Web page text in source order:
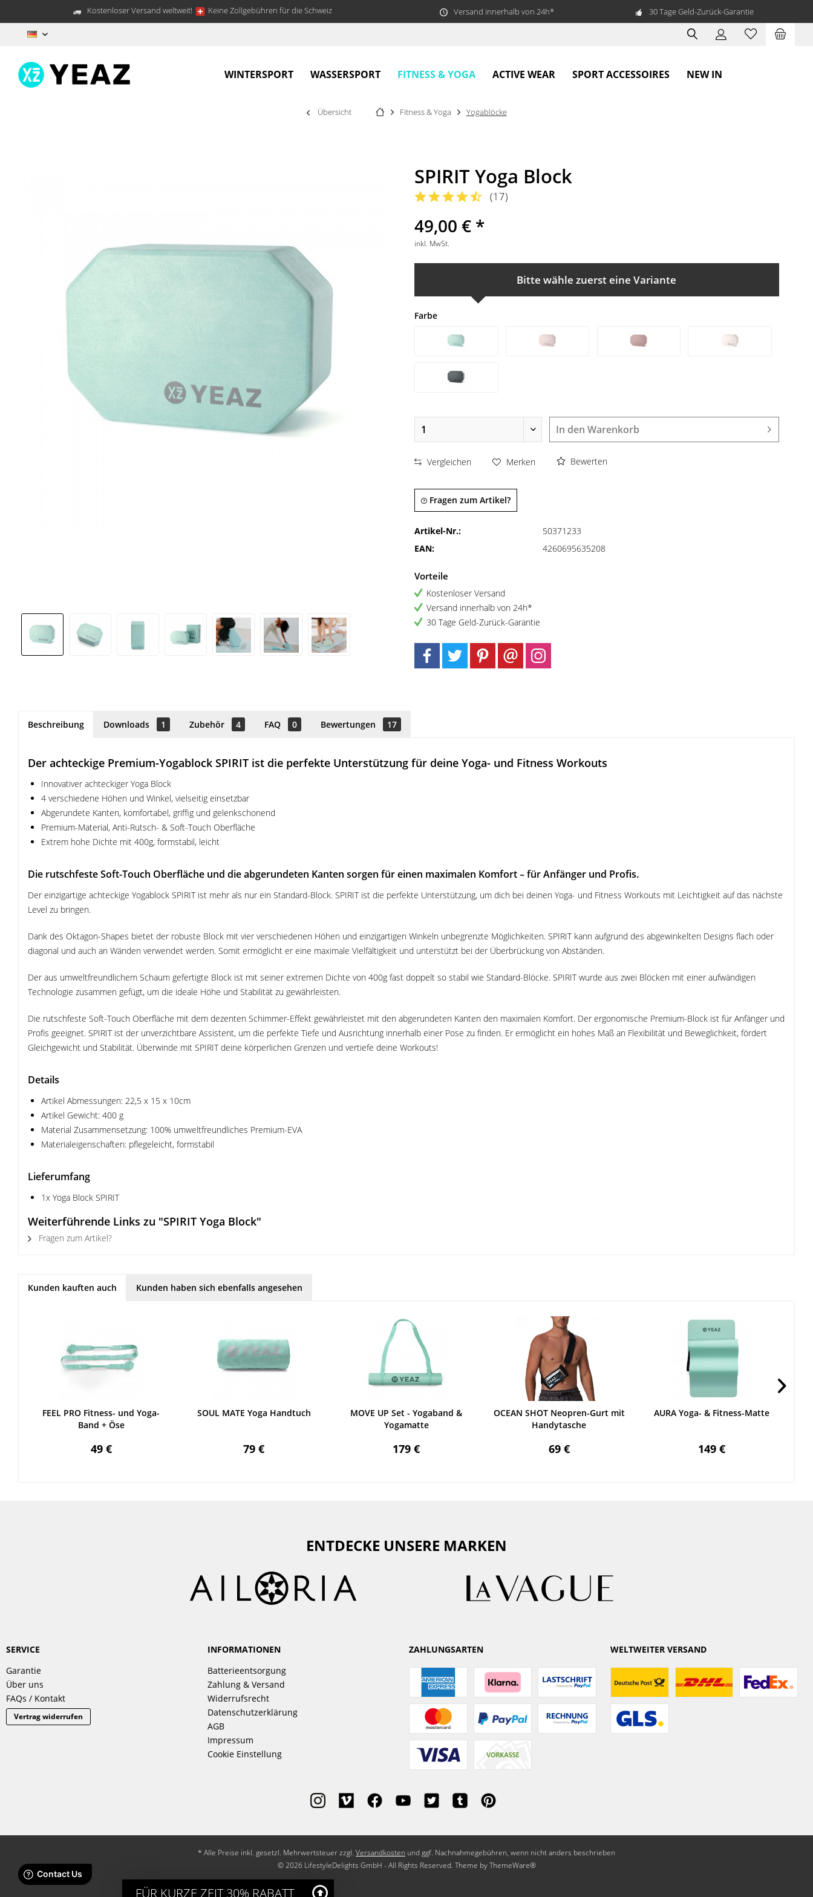
Kostenloser Versand weltweit! Keine Zollgebühren für die Schweiz Versand innerhalb von 24h* 30 Tage Geld-Zurück-Garantie
WINTERSPORT WASSERSPORT FITNESS & YOGA ACTIVE WEAR SPORT ACCESSOIRES NEW IN
Übersicht Fitness & Yoga Yogablöcke
SPIRIT Yoga Block
(17)
49,00 € *
inkl. MwSt.
Bitte wähle zuerst eine Variante
Farbe
In den Warenkorb
Vergleichen Merken Bewerten
Fragen zum Artikel?
Artikel-Nr.:
50371233
EAN:
4260695635208
Vorteile
Kostenloser Versand
Versand innerhalb von 24h*
30 Tage Geld-Zurück-Garantie
Beschreibung Downloads 1 Zubehör 4 FAQ 0 Bewertungen 17
Der achteckige Premium-Yogablock SPIRIT ist die perfekte Unterstützung für deine Yoga- und Fitness Workouts
Innovativer achteckiger Yoga Block
4 verschiedene Höhen und Winkel, vielseitig einsetzbar
Abgerundete Kanten, komfortabel, griffig und gelenkschonend
Premium-Material, Anti-Rutsch- & Soft-Touch Oberfläche
Extrem hohe Dichte mit 400g, formstabil, leicht
Die rutschfeste Soft-Touch Oberfläche und die abgerundeten Kanten sorgen für einen maximalen Komfort – für Anfänger und Profis.
Der einzigartige achteckige Yogablock SPIRIT ist mehr als nur ein Standard-Block. SPIRIT ist die perfekte Unterstützung, um dich bei deinen Yoga- und Fitness Workouts mit Leichtigkeit auf das nächste
Level zu bringen.
Dank des Oktagon-Shapes bietet der robuste Block mit vier verschiedenen Höhen und einzigartigen Winkeln unbegrenzte Möglichkeiten. SPIRIT kann aufgrund des abgewinkelten Designs flach oder
diagonal und auch an Wänden verwendet werden. Somit ermöglicht er eine maximale Vielfältigkeit und unterstützt bei der Überbrückung von Abständen.
Der aus umweltfreundlichem Schaum gefertigte Block ist mit seiner extremen Dichte von 400g fast doppelt so stabil wie Standard-Blöcke. SPIRIT wurde aus zwei Blöcken mit einer aufwändigen
Technologie zusammen gefügt, um die ideale Höhe und Stabilität zu gewährleisten.
Die rutschfeste Soft-Touch Oberfläche mit dem dezenten Schimmer-Effekt gewährleistet mit den abgerundeten Kanten den maximalen Komfort. Der ergonomische Premium-Block ist für Anfänger und
Profis geeignet. SPIRIT ist der unverzichtbare Assistent, um die perfekte Tiefe und Ausrichtung innerhalb einer Pose zu finden. Er ermöglicht ein hohes Maß an Flexibilität und Beweglichkeit, fördert
Gleichgewicht und Stabilität. Überwinde mit SPIRIT deine körperlichen Grenzen und vertiefe deine Workouts!
Details
Artikel Abmessungen: 22,5 x 15 x 10cm
Artikel Gewicht: 400 g
Material Zusammensetzung: 100% umweltfreundliches Premium-EVA
Materialeigenschaften: pflegeleicht, formstabil
Lieferumfang
1x Yoga Block SPIRIT
Weiterführende Links zu "SPIRIT Yoga Block"
Fragen zum Artikel?
Kunden kauften auch Kunden haben sich ebenfalls angesehen
FEEL PRO Fitness- und Yoga-
Band + Öse
49 €
SOUL MATE Yoga Handtuch
79 €
MOVE UP Set - Yogaband &
Yogamatte
179 €
OCEAN SHOT Neopren-Gurt mit
Handytasche
69 €
AURA Yoga- & Fitness-Matte
149 €
ENTDECKE UNSERE MARKEN
SERVICE
Garantie
Über uns
FAQs / Kontakt
Vertrag widerrufen
INFORMATIONEN
Batterieentsorgung
Zahlung & Versand
Widerrufsrecht
Datenschutzerklärung
AGB
Impressum
Cookie Einstellung
ZAHLUNGSARTEN WELTWEITER VERSAND
* Alle Preise inkl. gesetzl. Mehrwertsteuer zzgl. Versandkosten und ggf. Nachnahmegebühren, wenn nicht anders beschrieben
© 2026 LifestyleDelights GmbH - All Rights Reserved. Theme byThemeWare®
FÜR KURZE ZEIT 30% RABATT